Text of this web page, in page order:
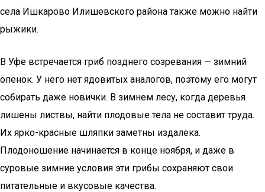
села Ишкарово Илишевского района также можно найти
рыжики.
В Уфе встречается гриб позднего созревания — зимний
опенок. У него нет ядовитых аналогов, поэтому его могут
собирать даже новички. В зимнем лесу, когда деревья
лишены листвы, найти плодовые тела не составит труда.
Их ярко-красные шляпки заметны издалека.
Плодоношение начинается в конце ноября, и даже в
суровые зимние условия эти грибы сохраняют свои
питательные и вкусовые качества.